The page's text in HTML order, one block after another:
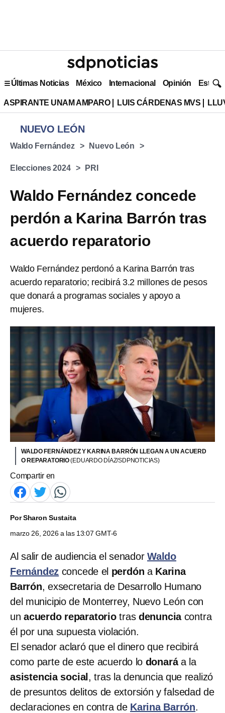
Últimas Noticias México Internacional Opinión Estilo
ASPIRANTE UNAM AMPARO LUIS CÁRDENAS MVS
NUEVO LEÓN
Waldo Fernández Nuevo León
Elecciones 2024 PRI
Waldo Fernández concede
perdón a Karina Barrón tras
acuerdo reparatorio
Waldo Fernández perdonó a Karina Barrón tras
acuerdo reparatorio; recibirá 3.2 millones de pesos
que donará a programas sociales y apoyo a
mujeres.
WALDO FERNÁNDEZ Y KARINA BARRÓN LLEGAN A UN ACUERD
O REPARATORIO(EDUARDO DÍAZ/SDPNOTICIAS)
Compartir en
PorSharon Sustaita
marzo 26, 2026 a las 13:07 GMT-6
Al salir de audiencia el senador Waldo
Fernández concede el perdón a Karina
Barrón, exsecretaria de Desarrollo Humano
del municipio de Monterrey, Nuevo León con
un acuerdo reparatoriotras denunciacontra
él por una supuesta violación.
El senador aclaró que el dinero que recibirá
como parte de este acuerdo lo donaráa la
asistencia social , tras la denuncia que realizó
de presuntos delitos de extorsión y falsedad de
declaraciones en contra de Karina Barrón.